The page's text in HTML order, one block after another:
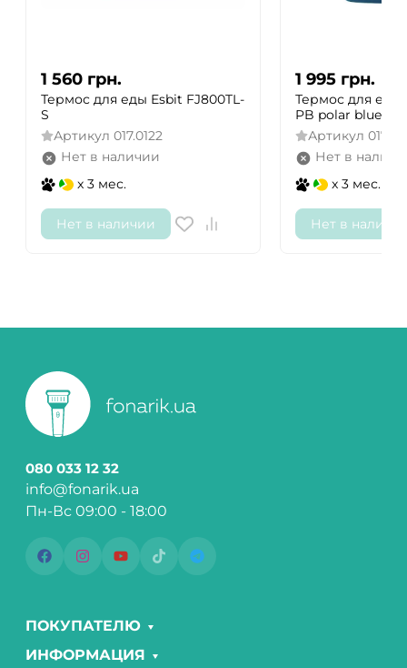
1 560 грн.
Термос для еды Esbit FJ800TL-
S
Артикул 017.0122
Нет в наличии
x 3 мес.
Нет в наличии
1 995 грн.
Термос для еда
PB polar blue
Артикул
Нет в
x 3 мес.
Нет в
080 033 12 32
info@fonarik.ua
Пн-Вс 09:00 - 18:00
ПОКУПАТЕЛЮ
ИНФОРМАЦИЯ